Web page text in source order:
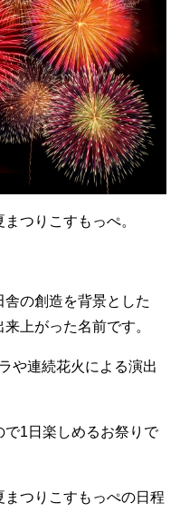
つりこすもっぺ。
の創造を背景とした
上がった名前です。
や連続花火による演出
1日楽しめるお祭りで
つりこすもっぺの日程